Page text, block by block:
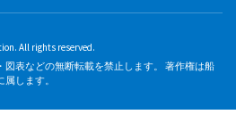
All rights reserved.
表などの無断転載を禁止します。 著作権は船
します。